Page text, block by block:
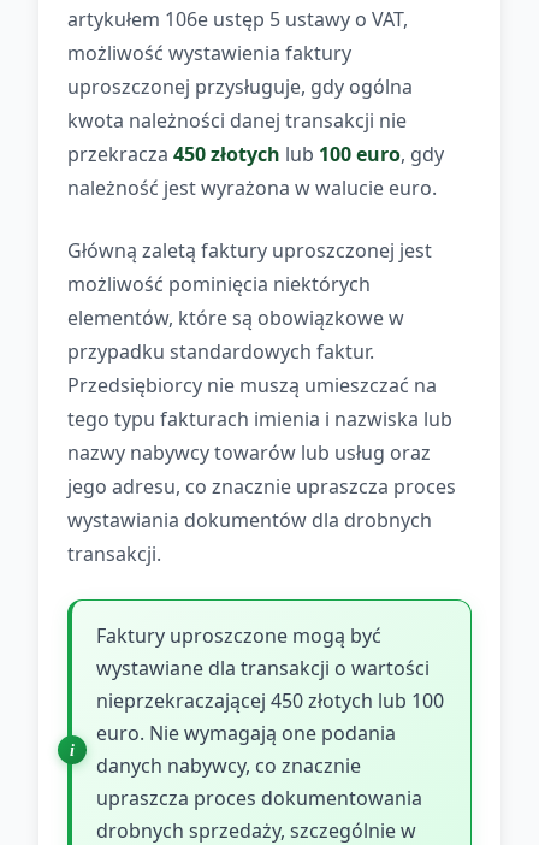
artykułem 106e ustęp 5 ustawy o VAT,
możliwość wystawienia faktury
uproszczonej przysługuje, gdy ogólna
kwota należności danej transakcji nie
przekracza 450 złotych lub 100 euro, gdy
należność jest wyrażona w walucie euro.
Główną zaletą faktury uproszczonej jest
możliwość pominięcia niektórych
elementów, które są obowiązkowe w
przypadku standardowych faktur.
Przedsiębiorcy nie muszą umieszczać na
tego typu fakturach imienia i nazwiska lub
nazwy nabywcy towarów lub usług oraz
jego adresu, co znacznie upraszcza proces
wystawiania dokumentów dla drobnych
transakcji.
Faktury uproszczone mogą być
wystawiane dla transakcji o wartości
nieprzekraczającej 450 złotych lub 100
euro. Nie wymagają one podania
danych nabywcy, co znacznie
upraszcza proces dokumentowania
drobnych sprzedaży, szczególnie w